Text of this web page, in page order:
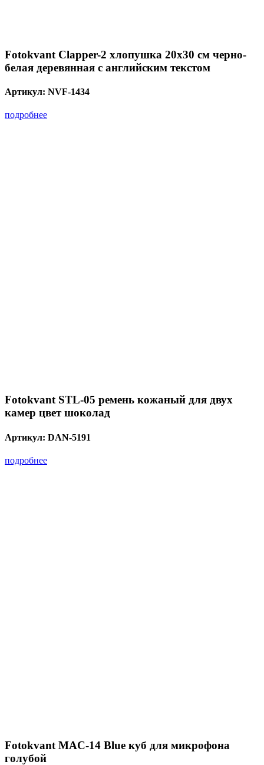
Fotokvant Clapper-2 хлопушка 20х30 см черно-
белая деревянная с английским текстом
Артикул: NVF-1434
подробнее
Fotokvant STL-05 ремень кожаный для двух
камер цвет шоколад
Артикул: DAN-5191
подробнее
Fotokvant MAC-14 Blue куб для микрофона
голубой